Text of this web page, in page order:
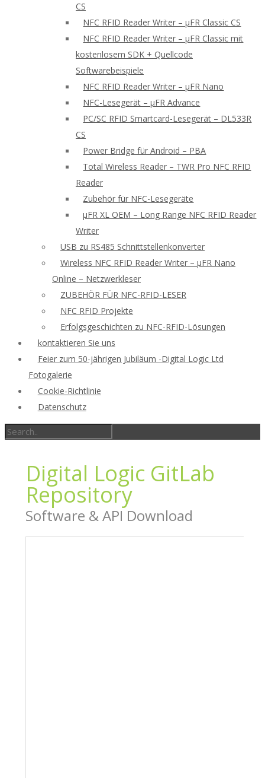
CS
NFC RFID Reader Writer – μFR Classic CS
NFC RFID Reader Writer – μFR Classic mit
kostenlosem SDK + Quellcode
Softwarebeispiele
NFC RFID Reader Writer – μFR Nano
NFC-Lesegerät – μFR Advance
PC/SC RFID Smartcard-Lesegerät – DL533R
CS
Power Bridge für Android – PBA
Total Wireless Reader – TWR Pro NFC RFID
Reader
Zubehör für NFC-Lesegeräte
μFR XL OEM – Long Range NFC RFID Reader
Writer
USB zu RS485 Schnittstellenkonverter
Wireless NFC RFID Reader Writer – μFR Nano
Online – Netzwerkleser
ZUBEHÖR FÜR NFC-RFID-LESER
NFC RFID Projekte
Erfolgsgeschichten zu NFC-RFID-Lösungen
kontaktieren Sie uns
Feier zum 50-jährigen Jubiläum -Digital Logic Ltd
Fotogalerie
Cookie-Richtlinie
Datenschutz
Digital Logic GitLab
Repository
Software & API Download